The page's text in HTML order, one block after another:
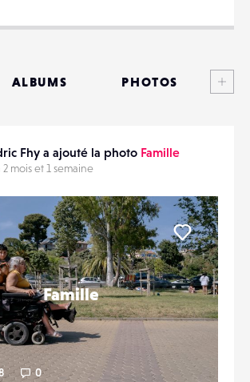
EMAIL
PARTAGER
ALBUMS PHOTOS
MATÉRIELS
CONTACTS
ÉVÉNEMENTS
FAVORIS
Fhy a ajouté la photo Famille
2 mois et 1 semaine
Famille
0
Liker